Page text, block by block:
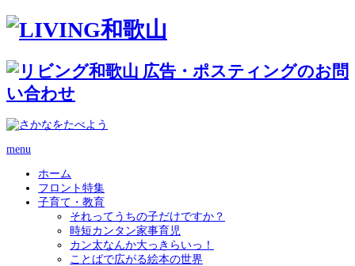
menu
ホーム
フロント特集
子育て・教育
それってうちの子だけですか？
時短カンタン家事育児
カン太なんか大っきらいっ！
ことばで広がる絵本の世界